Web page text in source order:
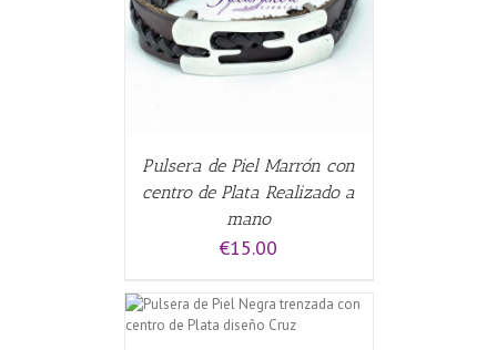
Pulsera de Piel Marrón con
centro de Plata Realizado a
mano
€15.00